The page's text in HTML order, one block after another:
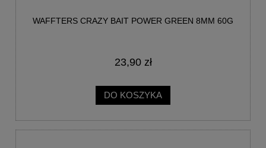
WAFFTERS CRAZY BAIT POWER GREEN 8MM 60G
23,90 zł
DO KOSZYKA